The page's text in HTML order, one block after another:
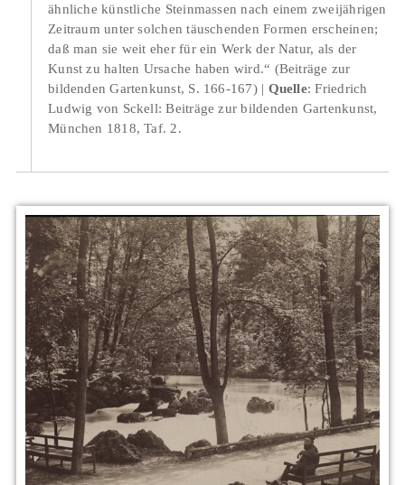
ähnliche künstliche Steinmassen nach einem zweijährigen
Zeitraum unter solchen täuschenden Formen erscheinen;
daß man sie weit eher für ein Werk der Natur, als der
Kunst zu halten Ursache haben wird.“ (Beiträge zur
bildenden Gartenkunst, S. 166-167)
Quelle: Friedrich
Ludwig von Sckell: Beiträge zur bildenden Gartenkunst,
München 1818, Taf. 2.